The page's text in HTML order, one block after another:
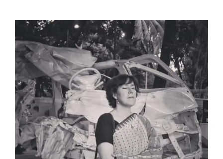
View
Larger
Image